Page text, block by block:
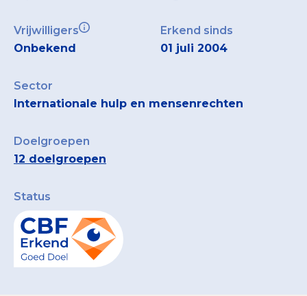
Vrijwilligers
Onbekend
Erkend sinds
01 juli 2004
Sector
Internationale hulp en mensenrechten
Doelgroepen
12 doelgroepen
Status